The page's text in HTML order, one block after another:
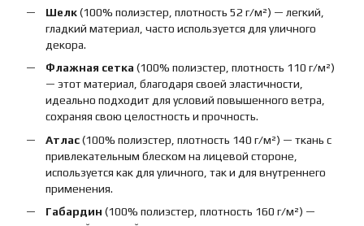
Шелк(100% полиэстер, плотность 52 г/м²) — легкий,
гладкий материал, часто используется для уличного
декора.
Флажная сетка (100% полиэстер, плотность 110 г/м²)
— этот материал, благодаря своей эластичности,
идеально подходит для условий повышенного ветра,
сохраняя свою целостность и прочность.
Атлас(100% полиэстер, плотность 140 г/м²) — ткань с
привлекательным блеском на лицевой стороне,
используется как для уличного, так и для внутреннего
применения.
Габардин (100% полиэстер, плотность 160 г/м²) —